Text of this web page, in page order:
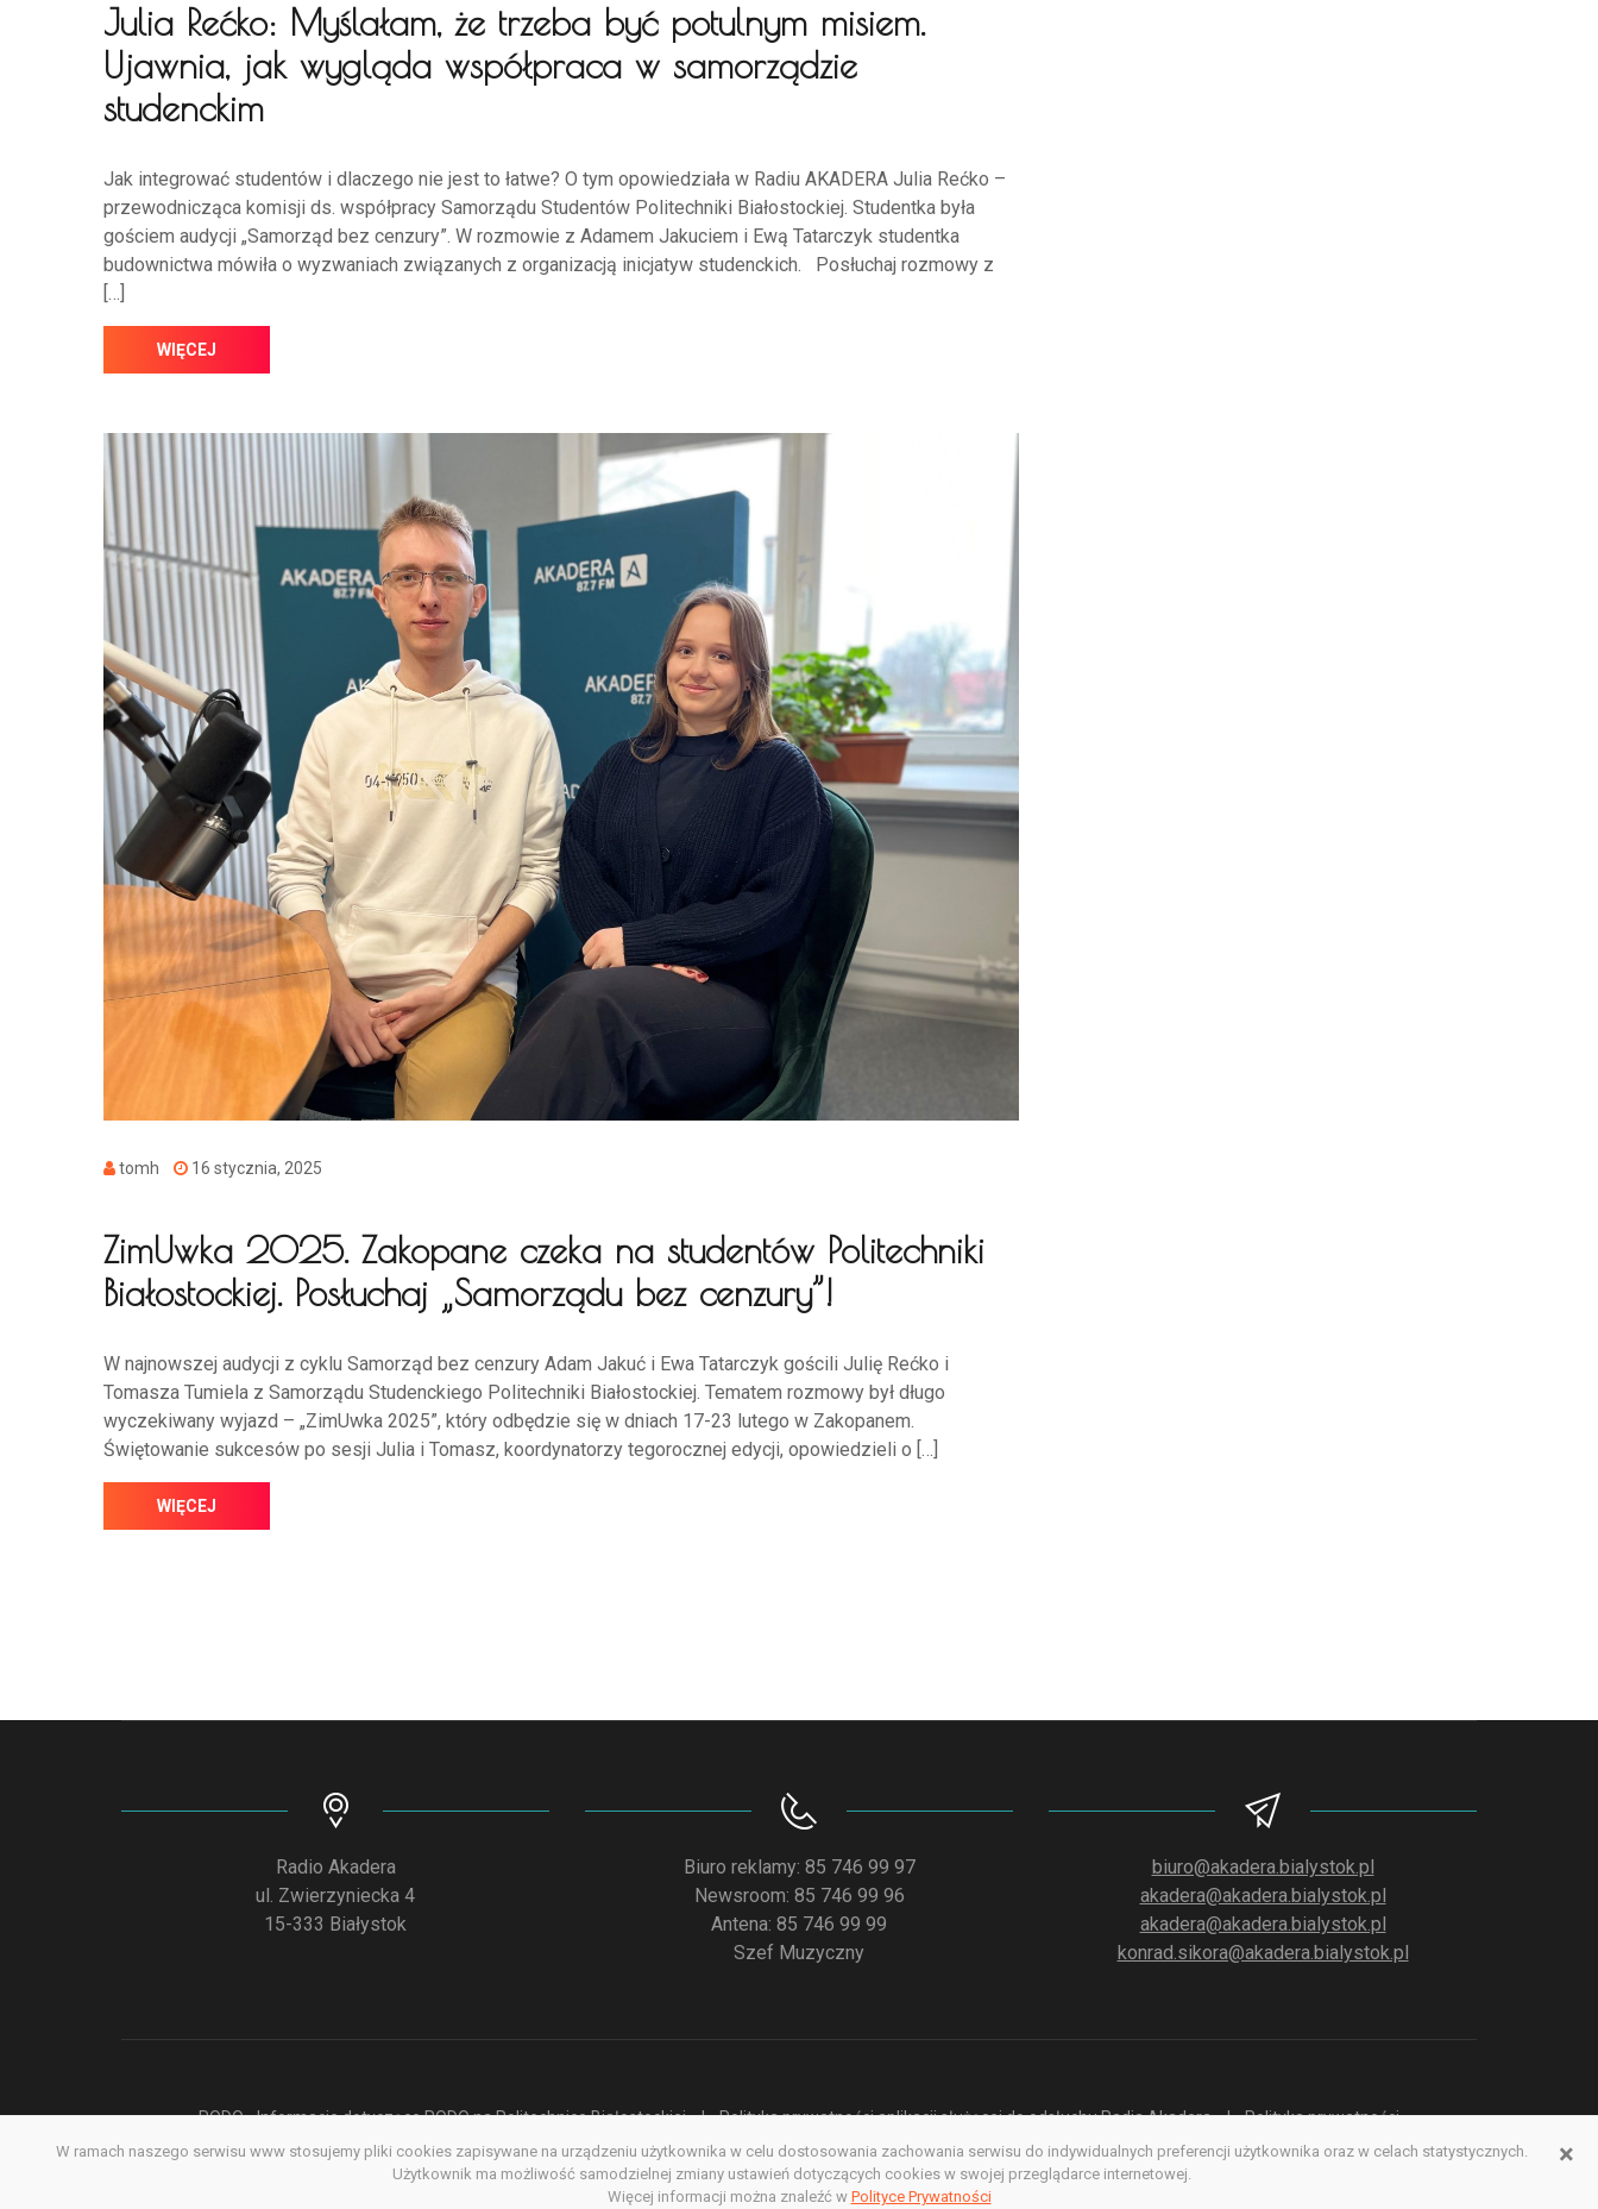
Julia Rećko: Myślałam, że trzeba być potulnym misiem.
Ujawnia, jak wygląda współpraca w samorządzie
studenckim
Jak integrować studentów i dlaczego nie jest to łatwe? O tym opowiedziała w Radiu AKADERA Julia Rećko –
przewodnicząca komisji ds. współpracy Samorządu Studentów Politechniki Białostockiej. Studentka była
gościem audycji „Samorząd bez cenzury”. W rozmowie z Adamem Jakuciem i Ewą Tatarczyk studentka
budownictwa mówiła o wyzwaniach związanych z organizacją inicjatyw studenckich. Posłuchaj rozmowy z
[…]
WIĘCEJ
tomh 16 stycznia, 2025
ZimUwka 2025. Zakopane czeka na studentów Politechniki
Białostockiej. Posłuchaj „Samorządu bez cenzury”!
W najnowszej audycji z cyklu Samorząd bez cenzury Adam Jakuć i Ewa Tatarczyk gościli Julię Rećko i
Tomasza Tumiela z Samorządu Studenckiego Politechniki Białostockiej. Tematem rozmowy był długo
wyczekiwany wyjazd – „ZimUwka 2025”, który odbędzie się w dniach 17-23 lutego w Zakopanem.
Świętowanie sukcesów po sesji Julia i Tomasz, koordynatorzy tegorocznej edycji, opowiedzieli o […]
WIĘCEJ
Radio Akadera
ul. Zwierzyniecka 4
15-333 Białystok
Biuro reklamy: 85 746 99 97
Newsroom: 85 746 99 96
Antena: 85 746 99 99
Szef Muzyczny
biuro@akadera.bialystok.pl
akadera@akadera.bialystok.pl
akadera@akadera.bialystok.pl
konrad.sikora@akadera.bialystok.pl
RODO - Informacje dotyczące RODO na Politechnice Białostockiej Polityka prywatności aplikacji służącej do odsłuchu Radia Akadera
Polityka prywatności
Deklaracja dostępności
Redakcja serwisu www Poprzednia wersja serwisu www
Copyright @ 2022. All rights Reserved
×
W ramach naszego serwisu www stosujemy pliki cookies zapisywane na urządzeniu użytkownika w celu dostosowania zachowania serwisu do indywidualnych preferencji użytkownika oraz w celach statystycznych.
Użytkownik ma możliwość samodzielnej zmiany ustawień dotyczących cookies w swojej przeglądarce internetowej.
Więcej informacji można znaleźć w Polityce Prywatności